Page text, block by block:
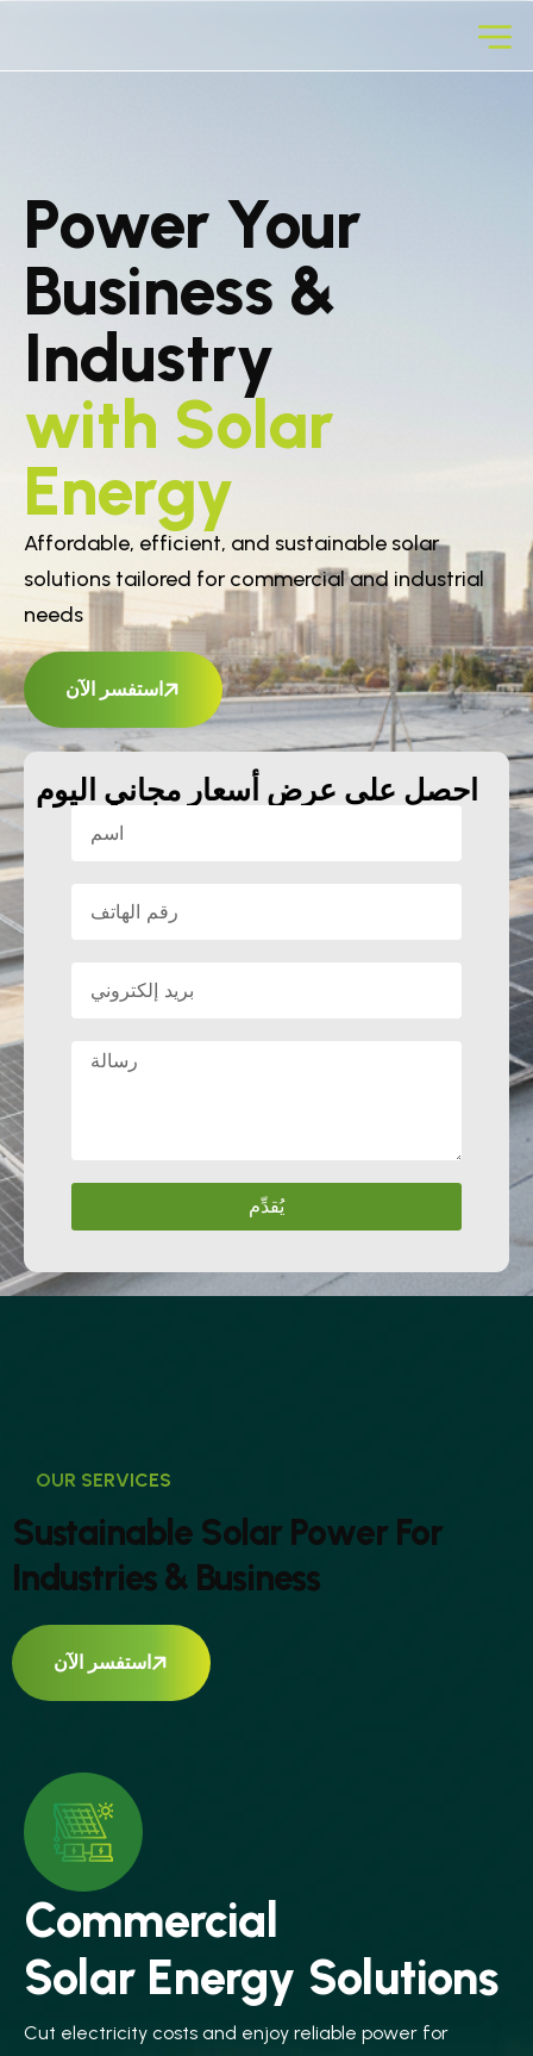
Power Your
Business &
Industry
with Solar
Energy
Affordable, efficient, and sustainable solar
solutions tailored for commercial and industrial
needs
استفسر الآن
احصل على عرض أسعار مجاني اليوم
يُقدِّم
OUR SERVICES
Sustainable Solar Power For
Industries& Business
استفسر الآن
Commercial
Solar Energy Solutions
Cut electricity costs and enjoy reliable power for